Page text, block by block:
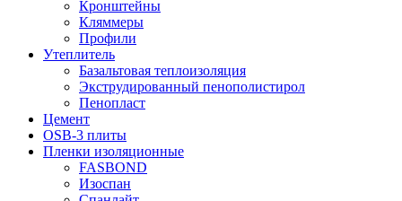
Кронштейны
Кляммеры
Профили
Утеплитель
Базальтовая теплоизоляция
Экструдированный пенополистирол
Пенопласт
Цемент
OSB-3 плиты
Пленки изоляционные
FASBOND
Изоспан